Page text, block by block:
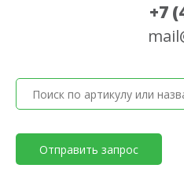
+7
Отправить запрос